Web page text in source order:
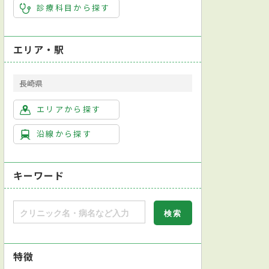
診療科目から探す
エリア・駅
長崎県
エリアから探す
沿線から探す
キーワード
特徴